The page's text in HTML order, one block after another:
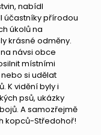
nabídl
účastníky přírodou
úkolů na
krásné odměny.
návsi obce
místními
si udělat
K vidění byly i
psů, ukázky
A samozřejmě
kopců-Středohoř!